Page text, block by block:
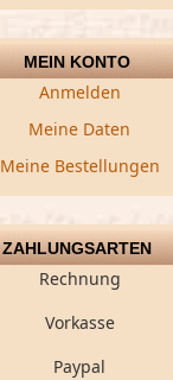
MEIN KONTO
Anmelden
Meine Daten
Meine Bestellungen
ZAHLUNGSARTEN
Rechnung
Vorkasse
Paypal